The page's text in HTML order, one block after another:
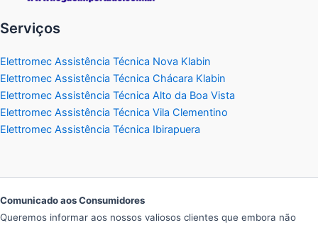
Serviços
Elettromec Assistência Técnica Nova Klabin
Elettromec Assistência Técnica Chácara Klabin
Elettromec Assistência Técnica Alto da Boa Vista
Elettromec Assistência Técnica Vila Clementino
Elettromec Assistência Técnica Ibirapuera
Comunicado aos Consumidores
Queremos informar aos nossos valiosos clientes que embora não